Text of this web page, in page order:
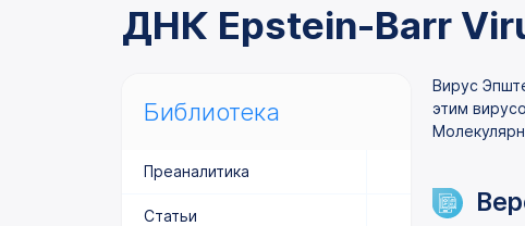
ДНК Epstein-Barr
Вирус
этим
Библиотека
Преаналитика
Статьи